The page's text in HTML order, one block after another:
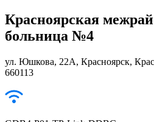
Красноярская
больница №4
ул. Юшкова, 22А, Красноярск,
660113